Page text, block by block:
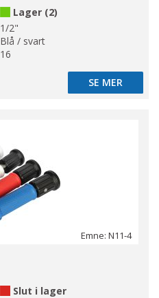
Lager (2)
1/2"
Blå / svart
16
SE MER
SE MER
Emne: N11-4
Slut i lager